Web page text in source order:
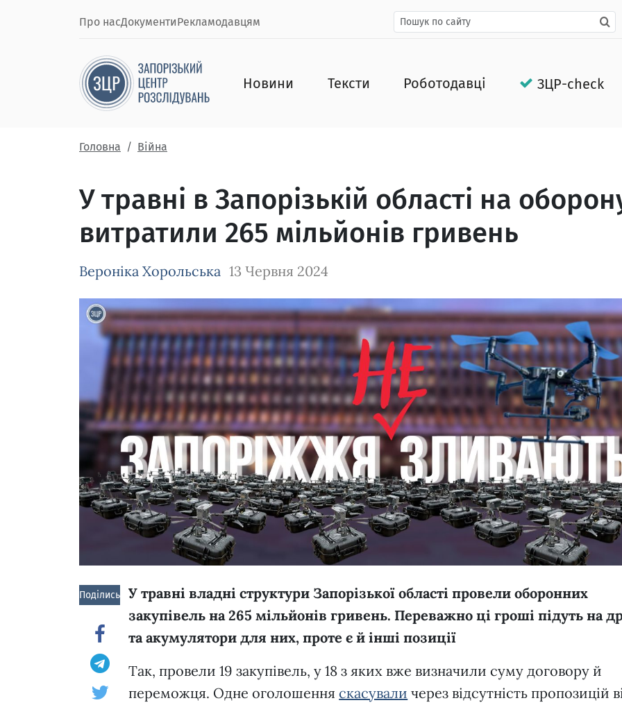
Про насДокументиРекламодавцям
Новини Тексти Роботодавці ЗЦР-check
Головна Війна
У травні в Запорізькій області на
витратили 265 мільйонів гривень
Вероніка Хорольська 13 Червня 2024
Зображення завантажується
Поділись!
У травні владні структури Запорізької області провели оборонних
закупівель на 265 мільйонів гривень. Переважно ці гроші підуть на
та акумулятори для них, проте є й інші позиції
Так, провели 19 закупівель, у 18 з яких вже визначили суму договору й
переможця. Одне оголошенняскасували через відсутність пропозицій